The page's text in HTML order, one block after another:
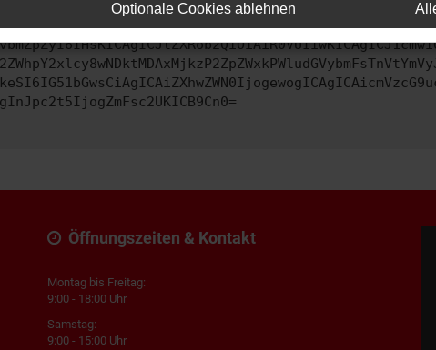
Öffnungszeiten & Kontakt
Montag bis Freitag:
9:00 - 18:00 Uhr
Samstag:
9:00 - 15:00 Uhr
Optionale Cookies ablehnen